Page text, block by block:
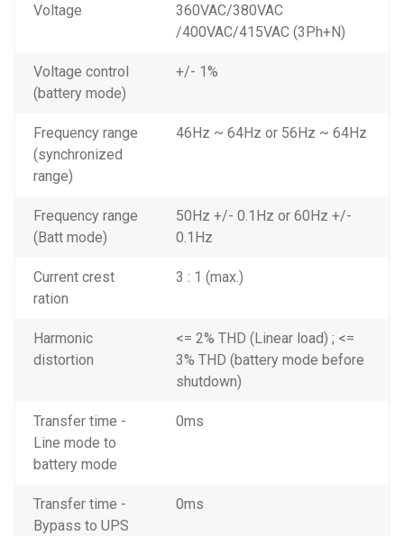
Voltage
360VAC/380VAC
/400VAC/415VAC (3Ph+N)
Voltage control
(battery mode)
+/- 1%
Frequency range
(synchronized
range)
46Hz ~ 64Hz or 56Hz ~ 64Hz
Frequency range
(Batt mode)
50Hz +/- 0.1Hz or 60Hz +/-
0.1Hz
Current crest
ration
3 : 1 (max.)
Harmonic
distortion
<= 2% THD (Linear load) ; <=
3% THD (battery mode before
shutdown)
Transfer time -
Line mode to
battery mode
0ms
Transfer time -
Bypass to UPS
0ms